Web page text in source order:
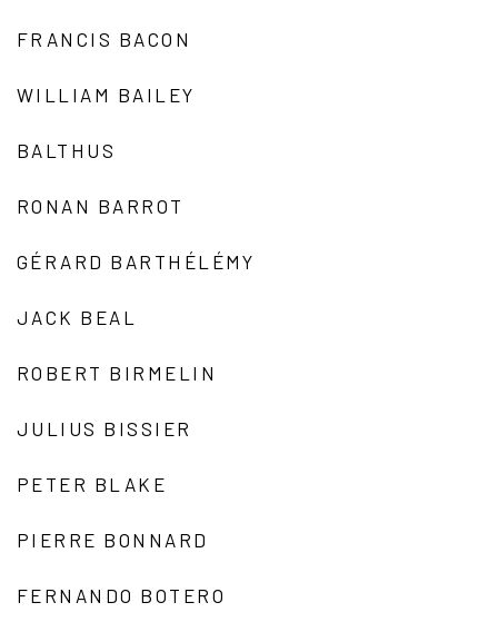
FRANCIS BACON
WILLIAM BAILEY
BALTHUS
RONAN BARROT
GÉRARD BARTHÉLÉMY
JACK BEAL
ROBERT BIRMELIN
JULIUS BISSIER
PETER BLAKE
PIERRE BONNARD
FERNANDO BOTERO